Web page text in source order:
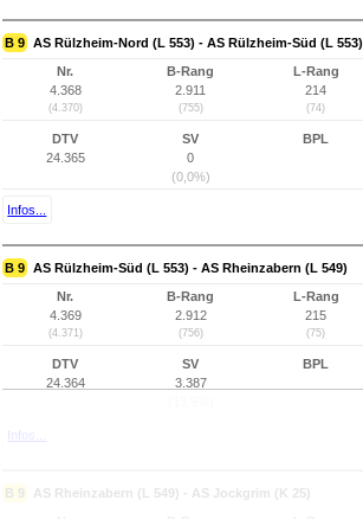
B 9 AS Rülzheim-Nord (L 553) - AS Rülzheim-Süd (L 553)
Nr.
4.368
(4.370)
B-Rang
2.911
(755)
L-Rang
214
(74)
DTV
24.365
SV
0
(0,0%)
BPL
Infos...
B 9 AS Rülzheim-Süd (L 553) - AS Rheinzabern (L 549)
Nr.
4.369
(4.371)
B-Rang
2.912
(756)
L-Rang
215
(75)
DTV
24.364
SV
3.387
BPL
Infos...
B 9 AS Rheinzabern (L 549) - AS Jockgrim (K 25)